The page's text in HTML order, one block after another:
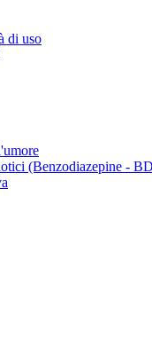
di uso
(Benzodiazepine -